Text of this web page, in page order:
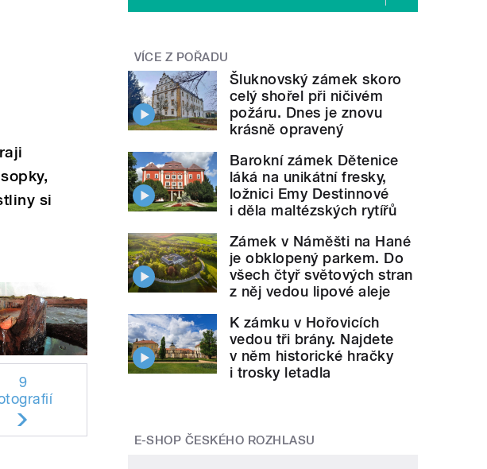
si
9
VÍCE Z POŘADU
Šluknovský zámek skoro
celý shořel při ničivém
požáru. Dnes je znovu
krásně opravený
Barokní zámek Dětenice
láká na unikátní fresky,
ložnici Emy Destinnové
i děla maltézských rytířů
Zámek v Náměšti na Hané
je obklopený parkem. Do
všech čtyř světových stran
z něj vedou lipové aleje
K zámku v Hořovicích
vedou tři brány. Najdete
v něm historické hračky
i trosky letadla
E-SHOP ČESKÉHO ROZHLASU